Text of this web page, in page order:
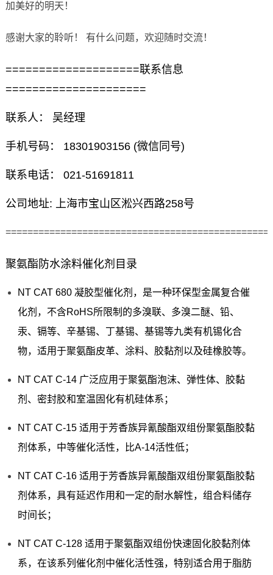
加美好的明天！
感谢大家的聆听！ 有什么问题，欢迎随时交流！
====================联系信息
=====================
联系人： 吴经理
手机号码： 18301903156 (微信同号)
联系电话： 021-51691811
公司地址: 上海市宝山区淞兴西路258号
聚氨酯防水涂料催化剂目录
NT CAT 680 凝胶型催化剂，是一种环保型金属复合催
化剂，不含RoHS所限制的多溴联、多溴二醚、铅、
汞、镉等、辛基锡、丁基锡、基锡等九类有机锡化合
物，适用于聚氨酯皮革、涂料、胶黏剂以及硅橡胶等。
NT CAT C-14 广泛应用于聚氨酯泡沫、弹性体、胶黏
剂、密封胶和室温固化有机硅体系；
NT CAT C-15 适用于芳香族异氰酸酯双组份聚氨酯胶黏
剂体系，中等催化活性，比A-14活性低；
NT CAT C-16 适用于芳香族异氰酸酯双组份聚氨酯胶黏
剂体系，具有延迟作用和一定的耐水解性，组合料储存
时间长；
NT CAT C-128 适用于聚氨酯双组份快速固化胶黏剂体
系，在该系列催化剂中催化活性强，特别适合用于脂肪